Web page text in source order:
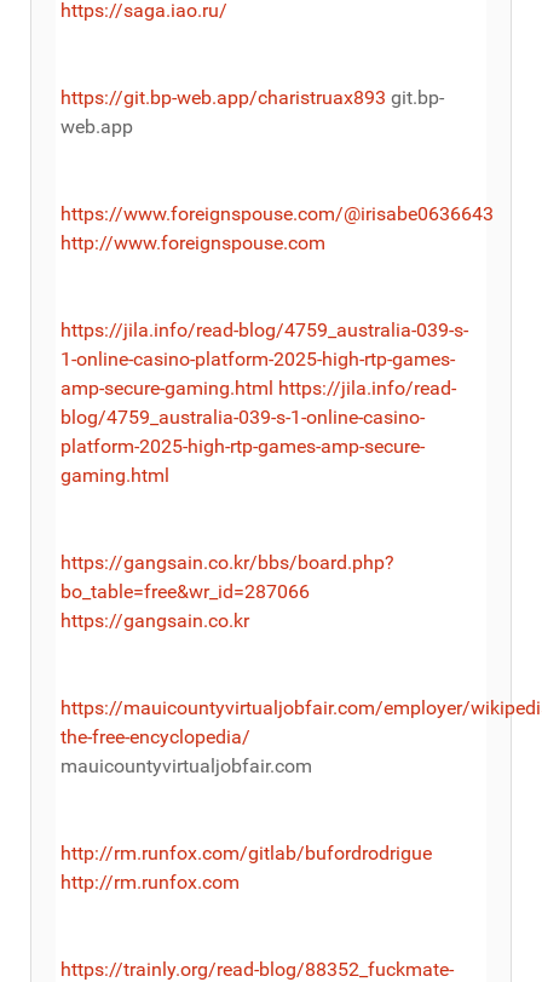
https://saga.iao.ru/
https://git.bp-web.app/charistruax893 git.bp-
web.app
https://www.foreignspouse.com/@irisabe0636643
http://www.foreignspouse.com
https://jila.info/read-blog/4759_australia-039-s-
1-online-casino-platform-2025-high-rtp-games-
amp-secure-gaming.html https://jila.info/read-
blog/4759_australia-039-s-1-online-casino-
platform-2025-high-rtp-games-amp-secure-
gaming.html
https://gangsain.co.kr/bbs/board.php?
bo_table=free&wr_id=287066
https://gangsain.co.kr
https://mauicountyvirtualjobfair.com/employer/
the-free-encyclopedia/
mauicountyvirtualjobfair.com
http://rm.runfox.com/gitlab/bufordrodrigue
http://rm.runfox.com
https://trainly.org/read-blog/88352_fuckmate-